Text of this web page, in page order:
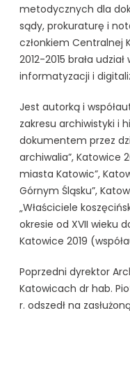
metodycznych dla
sądy, prokuraturę i
członkiem Centralnej
2012-2015 brała
informatyzacji i
Jest autorką i
zakresu archiwistyki i
dokumentem przez
archiwalia”, Katowice
miasta Katowic”,
Górnym Śląsku”,
„Właściciele
okresie od XVII wieku
Katowice 2019
Poprzedni dyrektor
Katowicach dr hab.
r. odszedł na